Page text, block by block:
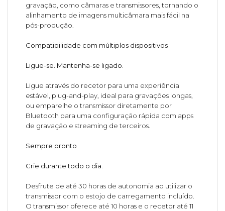
gravação, como câmaras e transmissores, tornando o
alinhamento de imagens multicâmara mais fácil na
pós-produção.
Compatibilidade com múltiplos dispositivos
Ligue-se. Mantenha-se ligado.
Ligue através do recetor para uma experiência
estável, plug-and-play, ideal para gravações longas,
ou emparelhe o transmissor diretamente por
Bluetooth para uma configuração rápida com apps
de gravação e streaming de terceiros.
Sempre pronto
Crie durante todo o dia.
Desfrute de até 30 horas de autonomia ao utilizar o
transmissor com o estojo de carregamento incluído.
O transmissor oferece até 10 horas e o recetor até 11